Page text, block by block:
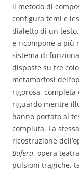
il metodo di
configura temi e
dialetto di un
e ricompone a più
sistema di
disposte su tre
metamorfosi
rigorosa,
riguardo mentre
hanno portato al
compiuta. La
ricostruzione
Bufera, opera
pulsioni tragiche,